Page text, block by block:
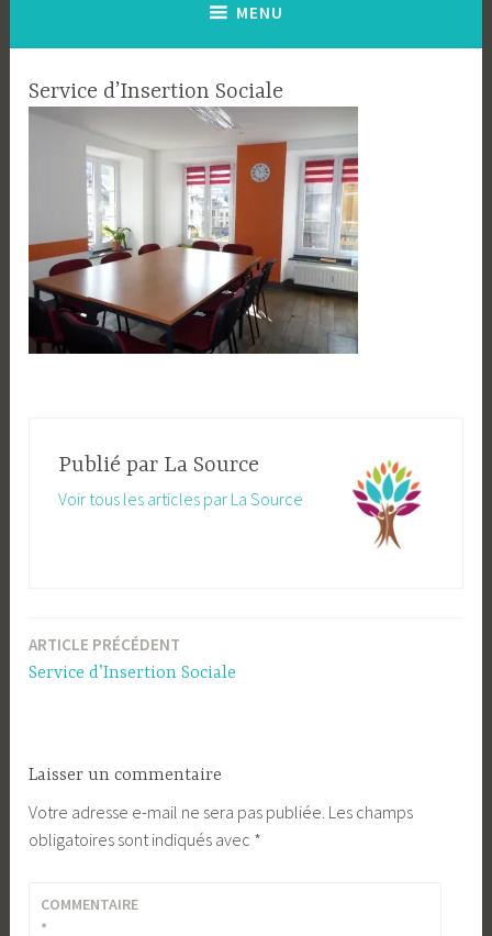
MENU
Service d’Insertion Sociale
Publié par La Source
Voir tous les articles par La Source
Navigation
ARTICLE PRÉCÉDENT
Service d’Insertion Sociale
Laisser un commentaire
Votre adresse e-mail ne sera pas publiée. Les champs
obligatoires sont indiqués avec *
COMMENTAIRE
*